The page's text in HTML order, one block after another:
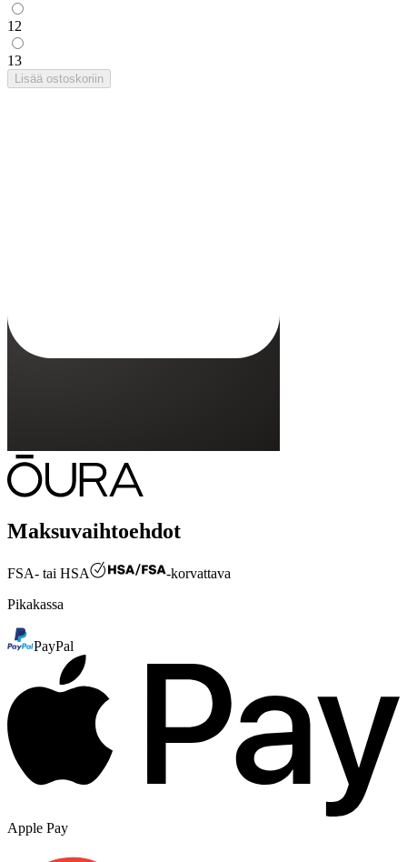
12
13
Lisää ostoskoriin
Maksuvaihtoehdot
FSA- tai HSA
-korvattava
Pikakassa
PayPal
Apple Pay